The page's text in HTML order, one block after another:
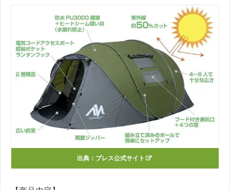
出典： プレス公式サイト